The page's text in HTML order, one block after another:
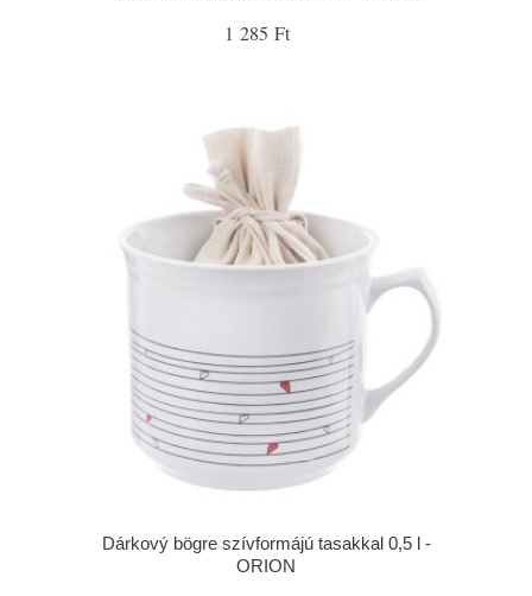
1 285 Ft
Dárkový bögre szívformájú tasakkal 0,5 l -
ORION